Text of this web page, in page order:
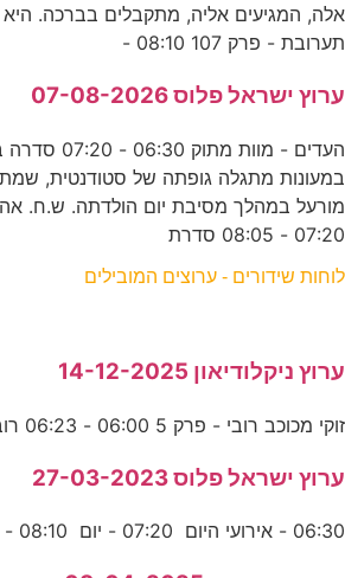
אלה, המגיעים אליה, מתקבלים בברכה. היא
תערובת - פרק 107 08:10 -
ערוץ ישראל פלוס 07-08-2026
העדים - מוות
במעונות מתגלה גופתה של סטודנטית,
07:20 - 08:05 סדרת
לוחות שידורים - ערוצים המובילים
ערוץ ניקלודיאון 14-12-2025
זוקי מכוכב רובי - פרק 5 06:00 - 06:23 רובי וזוקי פותחים דוכן
ערוץ ישראל פלוס 27-03-2023
06:30 - אירועי היום 07:20 - יום 08:10 - גיבור היום 09:00 -